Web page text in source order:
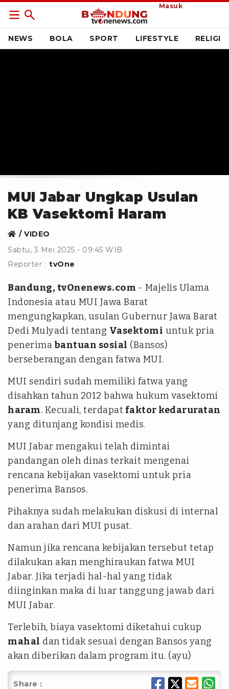
Masuk
NEWS BOLA SPORT LIFESTYLE RELIGI
MUI Jabar Ungkap Usulan
KB Vasektomi Haram
VIDEO
Sabtu, 3 Mei 2025 - 09:45 WIB
Reporter : tvOne
Bandung, tvOnenews.com - Majelis Ulama
Indonesia atau MUI Jawa Barat
mengungkapkan, usulan Gubernur Jawa Barat
Dedi Mulyadi tentang Vasektomi untuk pria
penerimabantuan sosial (Bansos)
berseberangan dengan fatwa MUI.
MUI sendiri sudah memiliki fatwa yang
disahkan tahun 2012 bahwa hukum vasektomi
haram. Kecuali, terdapat faktor kedaruratan
yang ditunjang kondisi medis.
MUI Jabar mengakui telah dimintai
pandangan oleh dinas terkait mengenai
rencana kebijakan vasektomi untuk pria
penerima Bansos.
Pihaknya sudah melakukan diskusi di internal
dan arahan dari MUI pusat.
Namun jika rencana kebijakan tersebut tetap
dilakukan akan menghiraukan fatwa MUI
Jabar. Jika terjadi hal-hal yang tidak
diinginkan maka di luar tanggung jawab dari
MUI Jabar.
Terlebih, biaya vasektomi diketahui cukup
mahal dan tidak sesuai dengan Bansos yang
akan diberikan dalam program itu. (ayu)
Share :